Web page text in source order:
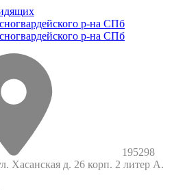
195298
Хасанская д. 26 корп. 2 литер А.